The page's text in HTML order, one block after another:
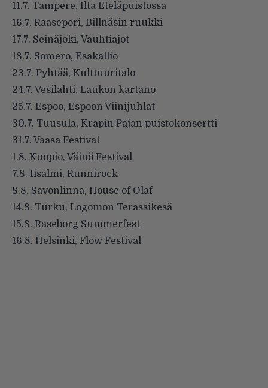
11.7. Tampere, Ilta Eteläpuistossa
16.7. Raasepori, Billnäsin ruukki
17.7. Seinäjoki, Vauhtiajot
18.7. Somero, Esakallio
23.7. Pyhtää, Kulttuuritalo
24.7. Vesilahti, Laukon kartano
25.7. Espoo, Espoon Viinijuhlat
30.7. Tuusula, Krapin Pajan puistokonsertti
31.7. Vaasa Festival
1.8. Kuopio, Väinö Festival
7.8. Iisalmi, Runnirock
8.8. Savonlinna, House of Olaf
14.8. Turku, Logomon Terassikesä
15.8. Raseborg Summerfest
16.8. Helsinki, Flow Festival